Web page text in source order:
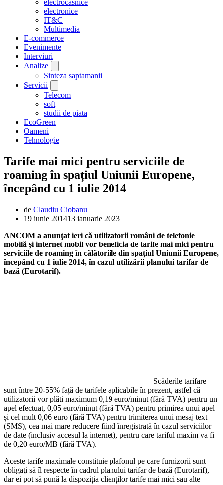
electrocasnice
electronice
IT&C
Multimedia
E-commerce
Evenimente
Interviuri
Analize
Sinteza saptamanii
Servicii
Telecom
soft
studii de piata
EcoGreen
Oameni
Tehnologie
Tarife mai mici pentru serviciile de
roaming în spațiul Uniunii Europene,
începând cu 1 iulie 2014
de Claudiu Ciobanu
19 iunie 201413 ianuarie 2023
ANCOM a anunţat ieri că utilizatorii români de telefonie
mobilă și internet mobil vor beneficia de tarife mai mici pentru
serviciile de roaming în călătoriile din spațiul Uniunii Europene,
începând cu 1 iulie 2014, în cazul utilizării planului tarifar de
bază (Eurotarif).
Scăderile tarifare
sunt între 20-55% față de tarifele aplicabile în prezent, astfel că
utilizatorii vor plăti maximum 0,19 euro/minut (fără TVA) pentru un
apel efectuat, 0,05 euro/minut (fără TVA) pentru primirea unui apel
și cel mult 0,06 euro (fără TVA) pentru trimiterea unui mesaj text
(SMS), cea mai mare reducere fiind înregistrată în cazul serviciilor
de date (inclusiv accesul la internet), pentru care tariful maxim va fi
de 0,20 euro/MB (fără TVA).
Aceste tarife maximale constituie plafonul pe care furnizorii sunt
obligaţi să îl respecte în cadrul planului tarifar de bază (Eurotarif),
dar ei pot să pună la dispoziția clienților tarife mai mici sau alte